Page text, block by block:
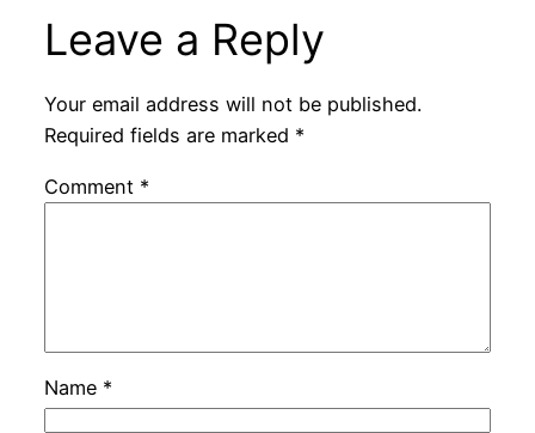
Leave a Reply
Your email address will not be published.
Required fields are marked *
Comment *
Name *